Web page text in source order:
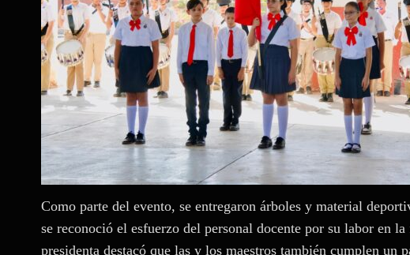
Como parte del evento, se entregaron árboles y material
se reconoció el esfuerzo del personal docente por su labor en
presidenta destacó que las y los maestros también cumplen un